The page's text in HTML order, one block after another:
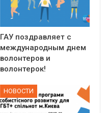
ГАУ поздравляет с
международным днем
волонтеров и
волонтерок!
НОВОСТИ